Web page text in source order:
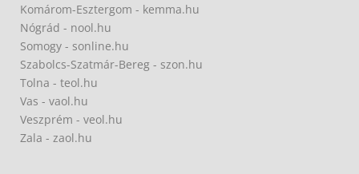
Komárom-Esztergom - kemma.hu
Nógrád - nool.hu
Somogy - sonline.hu
Szabolcs-Szatmár-Bereg - szon.hu
Tolna - teol.hu
Vas - vaol.hu
Veszprém - veol.hu
Zala - zaol.hu